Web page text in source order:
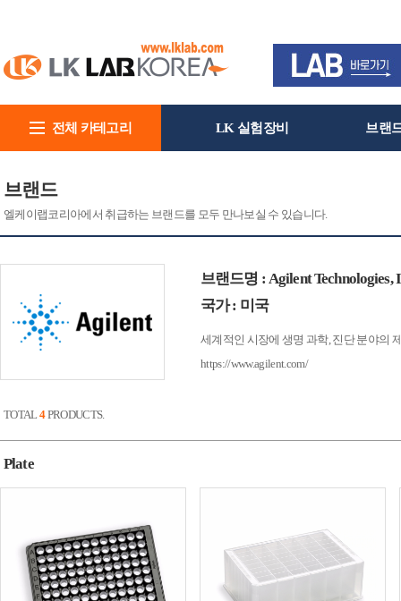
전체 카테고리 LK 실험장비 브랜
브랜드
엘케이랩코리아에서 취급하는 브랜드를 모두 만나보실 수 있습니다.
브랜드명 : Agilent Technologies,
국가 : 미국
세계적인 시장에 생명 과학, 진단 분야의
https://www.agilent.com/
TOTAL 4PRODUCTS.
Plate